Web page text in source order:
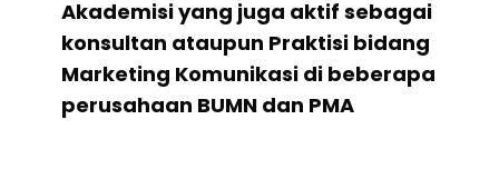
Akademisi yang juga aktif sebagai
konsultan ataupun Praktisi bidang
Marketing Komunikasi di beberapa
perusahaan BUMN dan PMA